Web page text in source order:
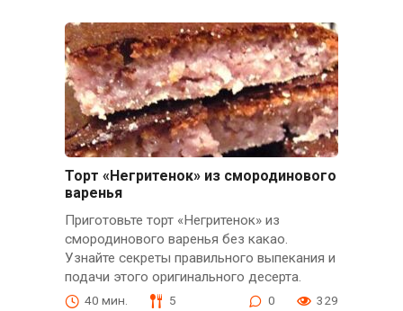
Торт «Негритенок» из смородинового
варенья
Приготовьте торт «Негритенок» из
смородинового варенья без какао.
Узнайте секреты правильного выпекания и
подачи этого оригинального десерта.
40 мин. 5 0 329